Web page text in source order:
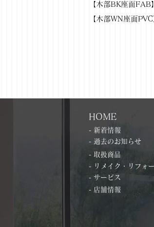
【木部BK座面
【木部WN座面
HOME
- 新着情報
- 過去のお知らせ
- 取扱商品
- リメイク・リフォ
- サービス
- 店舗情報